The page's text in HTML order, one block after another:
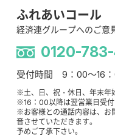
ふれあいコール
経済連グループへのご意
0120-
受付時間 9：00～16
※土、日、祝・休日、年末年
※16：00以降は翌営業日受付
※お客様との通話内容は、お
音させていただきます。
予めご了承下さい。